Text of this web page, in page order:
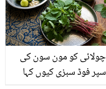
چولائی کو مون سون کی
سپر فوڈ سبزی کیوں کہا